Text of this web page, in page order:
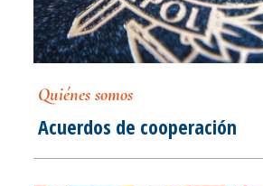
Quiénes somos
Acuerdos de cooperación